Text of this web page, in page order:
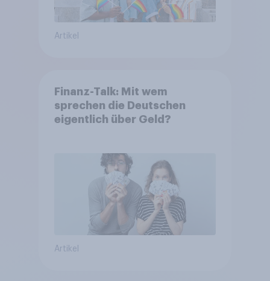
Artikel
Finanz-Talk: Mit wem
sprechen die Deutschen
eigentlich über Geld?
Artikel